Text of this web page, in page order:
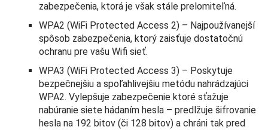
zabezpečenia, ktorá je však stále prelomiteľná.
WPA2 (WiFi Protected Access 2) – Najpoužívanejší
spôsob zabezpečenia, ktorý zaisťuje dostatočnú
ochranu pre vašu Wifi sieť.
WPA3 (WiFi Protected Access 3) – Poskytuje
bezpečnejšiu a spoľahlivejšiu metódu nahrádzajúci
WPA2. Vylepšuje zabezpečenie ktoré sťažuje
nabúranie siete hádaním hesla – predlžuje šifrovanie
hesla na 192 bitov (či 128 bitov) a chráni tak pred